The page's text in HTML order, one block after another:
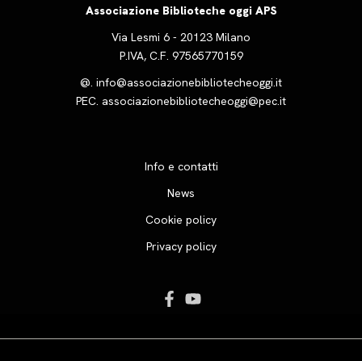
Associazione Biblioteche oggi APS
Via Lesmi 6 - 20123 Milano
P.IVA, C.F. 97565770159
@. info@associazionebibliotecheoggi.it
PEC. associazionebibliotecheoggi@pec.it
Info e contatti
News
Cookie policy
Privacy policy